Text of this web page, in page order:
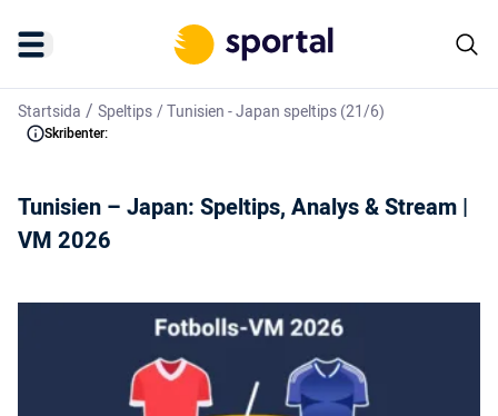
Startsida / Speltips/Tunisien - Japan speltips (21/6)
Skribenter:
Tunisien – Japan: Speltips, Analys & Stream |
VM 2026